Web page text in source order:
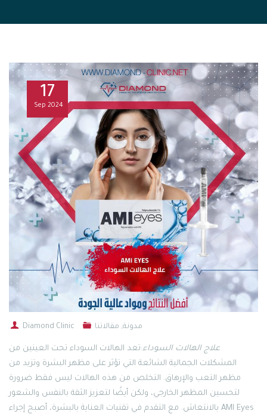
17
Sep 2024
Diamond Clinic مدونة, مقالاتنا
علاج الهالات السوداء:تعد الهالات السوداء تحت العينين من
المشكلات الجمالية الشائعة التي تؤثر على مظهر البشرة وتزيد من
مظهر التعب والإرهاق. التخلص من هذه الهالات ليس فقط ضرورة
لتحسين المظهر الخارجي، ولكن أيضًا لتعزيز الثقة بالنفس والشعور
بالانتعاش. مع التقدم في تقنيات العناية بالبشرة، أصبح إجراء AMI Eyes